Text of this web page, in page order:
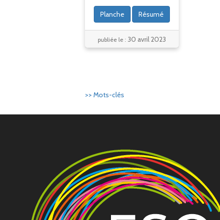
Planche Résumé
publiée le :30 avril 2023
>> Mots-clés